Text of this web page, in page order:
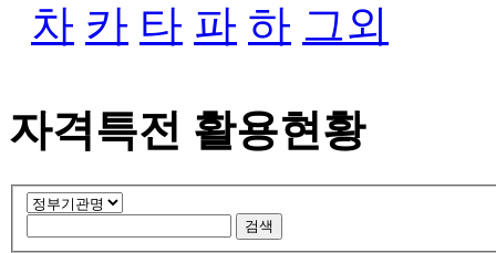
차 카 타 파 하 그외
자격특전 활용현황